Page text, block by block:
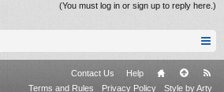
(You must log in or sign up to reply here.)
Contact Us
Help
Terms and Rules
Privacy Policy Style by Arty